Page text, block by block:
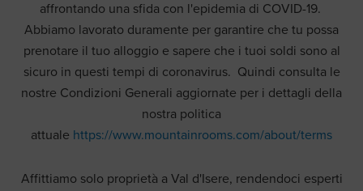
affrontando una sfida con l'epidemia di COVID-19.
Abbiamo lavorato duramente per garantire che tu possa
prenotare il tuo alloggio e sapere che i tuoi soldi sono al
sicuro in questi tempi di coronavirus. Quindi consulta le
nostre Condizioni Generali aggiornate per i dettagli della
nostra politica
attuale https://www.mountainrooms.com/about/terms
Affittiamo solo proprietà a Val d'Isere, rendendoci esperti